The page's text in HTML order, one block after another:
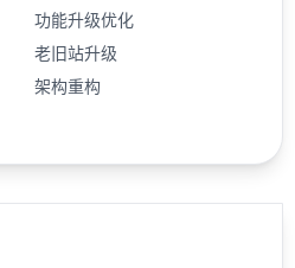
功能升级优化
老旧站升级
架构重构